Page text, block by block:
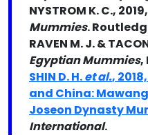
NYSTROM K. C., 2019,
Mummies.
RAVEN M. J. &
Egyptian Mummies,
SHIN D. H.et al.,
and China:
Joseon Dynasty
International.